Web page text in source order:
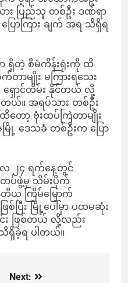
ား ပြည်သူ တစ်ဦး ဒဏ်ရာ
ောကြား ချက် အရ သိရှိရ
ာ ရှိတဲ့ စီမံကိန်းရုံးကို ထိ
ာမျိုး မကြားရသေး
ောင်တိမ်း နိုင်တယ် လို့
တယ်။ အရပ်သား တစ်ဦး
တော့ ဗုံးထပ်ကြဲတာမျိုး
ြို့ ဒေသခံ တစ်ဦးက ပြော
လ ၂၄ ရက်နေ့တွင်
း တပ်ဖွဲ့မှ သိမ်းပိုက်
ယ ကြိမ်မြောက်
ပြီး မြို့ပေါ်မှာ ပထမဆုံး
း ဖြစ်တယ် လို့လည်း
ရှိခဲ့ရ ပါတယ်။
Next: